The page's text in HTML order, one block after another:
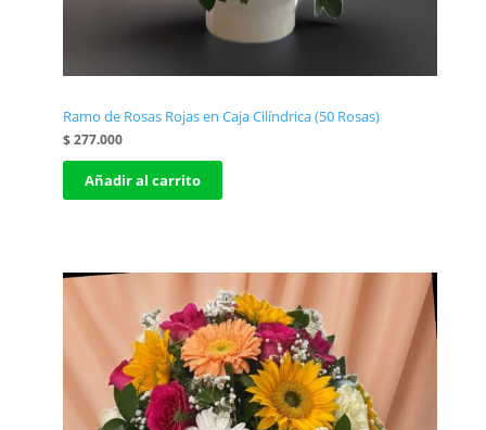
Ramo de Rosas Rojas en Caja Cilíndrica (50 Rosas)
$277.000
Añadir al carrito